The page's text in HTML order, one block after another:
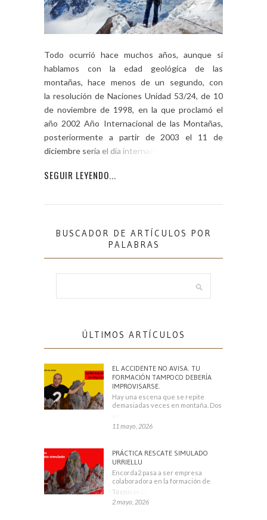
Todo ocurrió hace muchos años, aunque si
hablamos con la edad geológica de las
montañas, hace menos de un segundo, con
la resolución de Naciones Unidad 53/24, de 10
de noviembre de 1998, en la que proclamó el
año 2002 Año Internacional de las Montañas,
posteriormente a partir de 2003 el 11 de
diciembre sería el día internacional […]
SEGUIR LEYENDO...
BUSCADOR DE ARTÍCULOS POR
PALABRAS
ÚLTIMOS ARTÍCULOS
EL ACCIDENTE NO AVISA. TU
FORMACIÓN TAMPOCO DEBERÍA
IMPROVISARSE.
Hay una escena que se repite
demasiadas veces en montaña. Dos
11 mayo, 2026
PRÁCTICA RESCATE SIMULADO
URRIELLU
Encorda2 pasa a ser empresa
colaboradora en la formación de
Técnicos Deportivos
2 mayo, 2026